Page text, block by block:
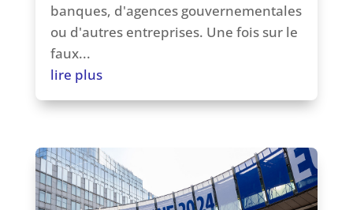
banques, d'agences gouvernementales
ou d'autres entreprises. Une fois sur le
faux...
lire plus